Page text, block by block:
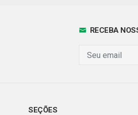
RECEBA
SEÇÕES